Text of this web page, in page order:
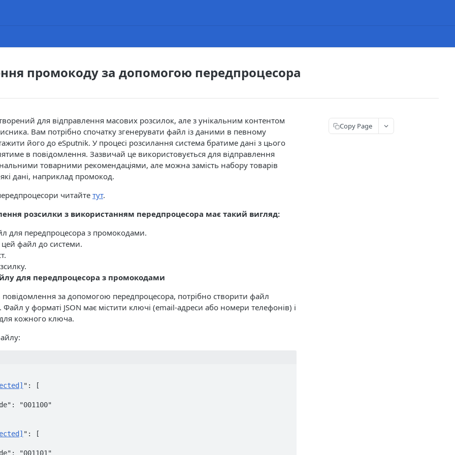
промокоду за допомогою передпроцесора
для відправлення масових розсилок, але з унікальним контентом
Вам потрібно спочатку згенерувати файл із даними в певному
його до eSputnik. У процесі розсилання система братиме дані з цього
в повідомлення. Зазвичай це використовується для відправлення
товарними рекомендаціями, але можна замість набору товарів
дані, наприклад промокод.
читайтетут.
розсилки з використанням передпроцесора має такий вигляд:
для передпроцесора з промокодами.
файл до системи.
для передпроцесора з промокодами
за допомогою передпроцесора, потрібно створити файл
у форматі JSON має містити ключі (email-адреси або номери телефонів) і
кожного ключа.
": [
": [
Copy Page